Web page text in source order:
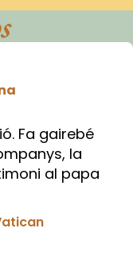
Fa gairebé
la
al papa